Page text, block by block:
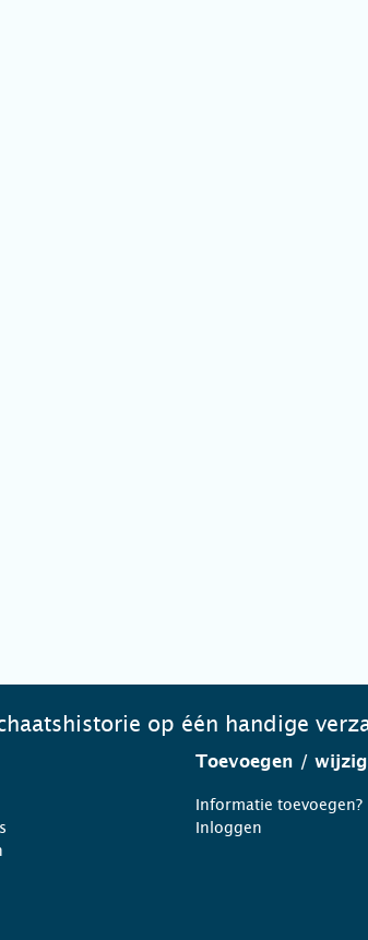
op één handige
Toevoegen /
Informatie toevoegen?
Inloggen